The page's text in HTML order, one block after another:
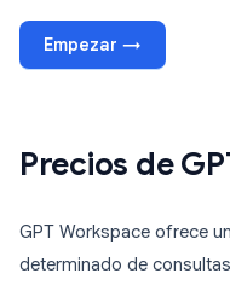
Empezar →
Precios de
GPT Workspace ofrece
determinado de